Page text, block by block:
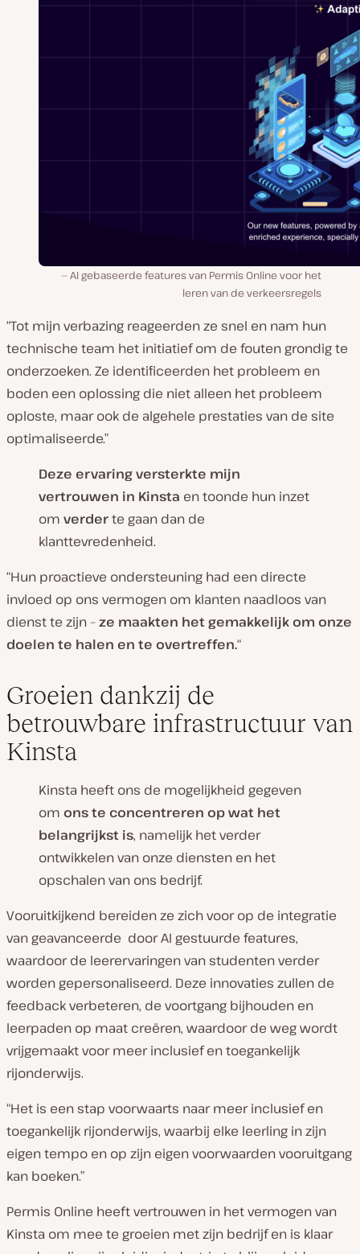
AI gebaseerde features van Permis Online voor het
leren van de verkeersregels
“Tot mijn verbazing reageerden ze snel en nam hun
technische team het initiatief om de fouten grondig te
onderzoeken. Ze identificeerden het probleem en
boden een oplossing die niet alleen het probleem
oploste, maar ook de algehele prestaties van de site
optimaliseerde.”
Deze ervaring versterkte mijn
vertrouwen in Kinsta en toonde hun inzet
om verderte gaan dan de
klanttevredenheid.
“Hun proactieve ondersteuning had een directe
invloed op ons vermogen om klanten naadloos van
dienst te zijn –ze maakten het gemakkelijk om onze
doelen te halen en te overtreffen.“
Groeien dankzij de
betrouwbare infrastructuur van
Kinsta
Kinsta heeft ons de mogelijkheid gegeven
om ons te concentreren op wat het
belangrijkst is, namelijk het verder
ontwikkelen van onze diensten en het
opschalen van ons bedrijf.
Vooruitkijkend bereiden ze zich voor op de integratie
van geavanceerde door AI gestuurde features,
waardoor de leerervaringen van studenten verder
worden gepersonaliseerd. Deze innovaties zullen de
feedback verbeteren, de voortgang bijhouden en
leerpaden op maat creëren, waardoor de weg wordt
vrijgemaakt voor meer inclusief en toegankelijk
rijonderwijs.
“Het is een stap voorwaarts naar meer inclusief en
toegankelijk rijonderwijs, waarbij elke leerling in zijn
eigen tempo en op zijn eigen voorwaarden vooruitgang
kan boeken.”
Permis Online heeft vertrouwen in het vermogen van
Kinsta om mee te groeien met zijn bedrijf en is klaar